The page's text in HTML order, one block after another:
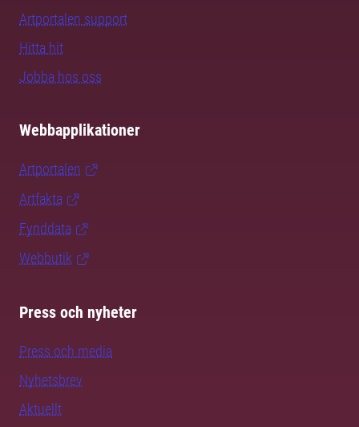
Artportalen support
Hitta hit
Jobba hos oss
Webbapplikationer
Artportalen
Artfakta
Fynddata
Webbutik
Press och nyheter
Press och media
Nyhetsbrev
Aktuellt